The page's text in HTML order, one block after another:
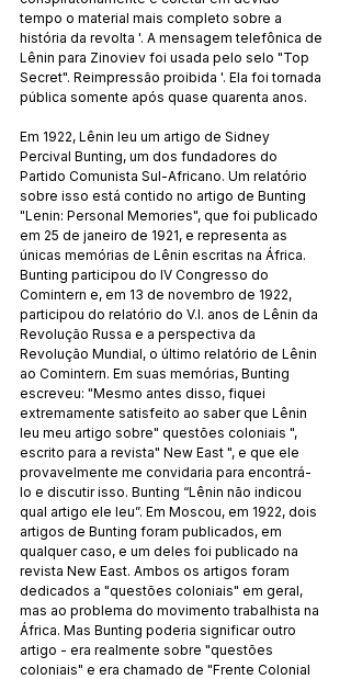
tempo o material mais completo sobre a
história da revolta '. A mensagem telefônica de
Lênin para Zinoviev foi usada pelo selo "Top
Secret". Reimpressão proibida '. Ela foi tornada
pública somente após quase quarenta anos.
Em 1922, Lênin leu um artigo de Sidney
Percival Bunting, um dos fundadores do
Partido Comunista Sul-Africano. Um relatório
sobre isso está contido no artigo de Bunting
"Lenin: Personal Memories", que foi publicado
em 25 de janeiro de 1921, e representa as
únicas memórias de Lênin escritas na África.
Bunting participou do IV Congresso do
Comintern e, em 13 de novembro de 1922,
participou do relatório do V.I. anos de Lênin da
Revolução Russa e a perspectiva da
Revolução Mundial, o último relatório de Lênin
ao Comintern. Em suas memórias, Bunting
escreveu: "Mesmo antes disso, fiquei
extremamente satisfeito ao saber que Lênin
leu meu artigo sobre" questões coloniais ",
escrito para a revista" New East ", e que ele
provavelmente me convidaria para encontrá-
lo e discutir isso. Bunting “Lênin não indicou
qual artigo ele leu”. Em Moscou, em 1922, dois
artigos de Bunting foram publicados, em
qualquer caso, e um deles foi publicado na
revista New East. Ambos os artigos foram
dedicados a "questões coloniais" em geral,
mas ao problema do movimento trabalhista na
África. Mas Bunting poderia significar outro
artigo - era realmente sobre "questões
coloniais" e era chamado de "Frente Colonial